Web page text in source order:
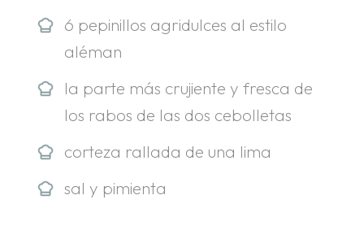
6 pepinillos agridulces al estilo
aléman
la parte más crujiente y fresca de
los rabos de las dos cebolletas
corteza rallada de una lima
sal y pimienta